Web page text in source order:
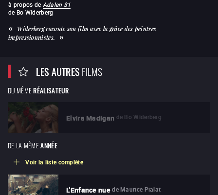
à propos de Adalen 31
de Bo Widerberg
Widerberg raconte son film avec la grâce des peintres
impressionnistes.
LES AUTRESFILMS
DU MÊME RÉALISATEUR
Elvira Madigan de Bo Widerberg
DE LA MÊME ANNÉE
Voir la liste complète
L'Enfance nue de Maurice Pialat